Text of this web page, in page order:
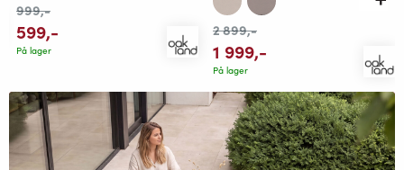
999,-
599,-
På lager
2 899,-
1 999,-
På lager